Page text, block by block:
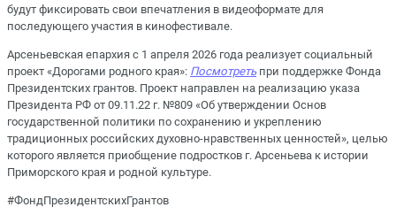
будут фиксировать свои впечатления в видеоформате для
последующего участия в кинофестивале.
Арсеньевская епархия с 1 апреля 2026 года реализует социальный
проект «Дорогами родного края»: Посмотреть при поддержке Фонда
Президентских грантов. Проект направлен на реализацию указа
Президента РФ от 09.11.22 г. №809 «Об утверждении Основ
государственной политики по сохранению и укреплению
традиционных российских духовно-нравственных ценностей», целью
которого является приобщение подростков г. Арсеньева к истории
Приморского края и родной культуре.
#ФондПрезидентскихГрантов